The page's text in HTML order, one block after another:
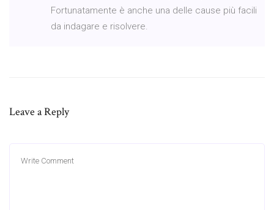
Fortunatamente è anche una delle cause più facili
da indagare e risolvere.
Leave a Reply